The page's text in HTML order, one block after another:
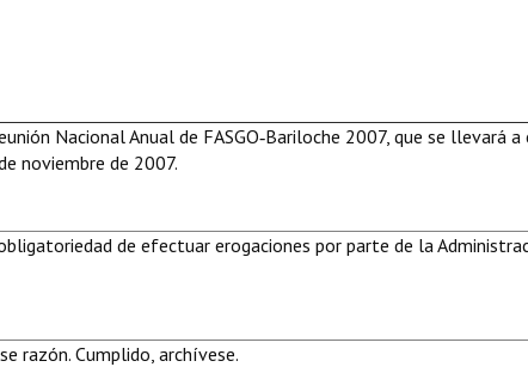
Nacional Anual de FASGO‑Bariloche 2007, que se llevará a
noviembre de 2007.
de efectuar erogaciones por parte de la
razón. Cumplido, archívese.